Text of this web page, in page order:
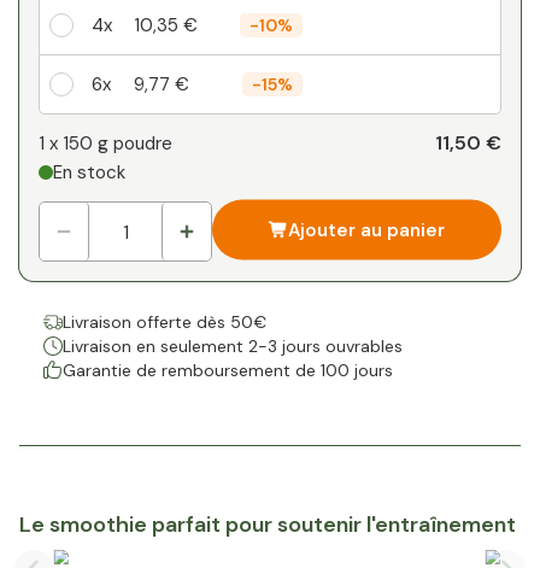
4x 10,35 € -10%
6x 9,77 € -15%
1x
1 x 150 g poudre
En stock
11,50 €
Ajouter au panier
Livraison offerte dès 50€
Livraison en seulement 2-3 jours ouvrables
Garantie de remboursement de 100 jours
Le smoothie parfait pour soutenir l'entraînement